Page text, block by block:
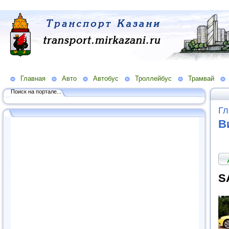
Главная Авто Автобус Троллейбус Трамвай
Поиск на портале...